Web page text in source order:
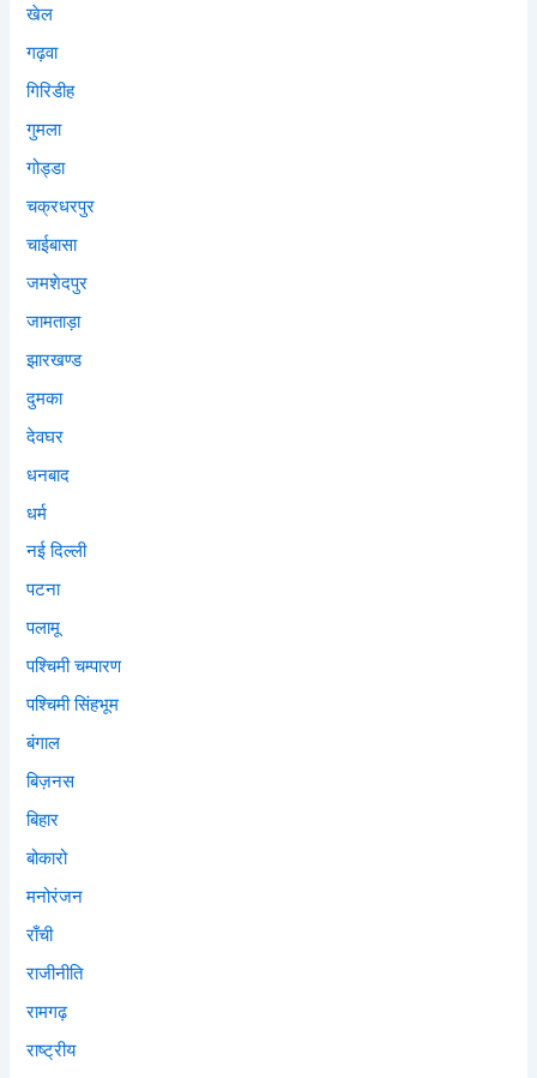
खेल
गढ़वा
गिरिडीह
गुमला
गोड्डा
चक्रधरपुर
चाईबासा
जमशेदपुर
जामताड़ा
झारखण्ड
दुमका
देवघर
धनबाद
धर्म
नई दिल्ली
पटना
पलामू
पश्चिमी चम्पारण
पश्चिमी सिंहभूम
बंगाल
बिज़नस
बिहार
बोकारो
मनोरंजन
राँची
राजीनीति
रामगढ़
राष्ट्रीय